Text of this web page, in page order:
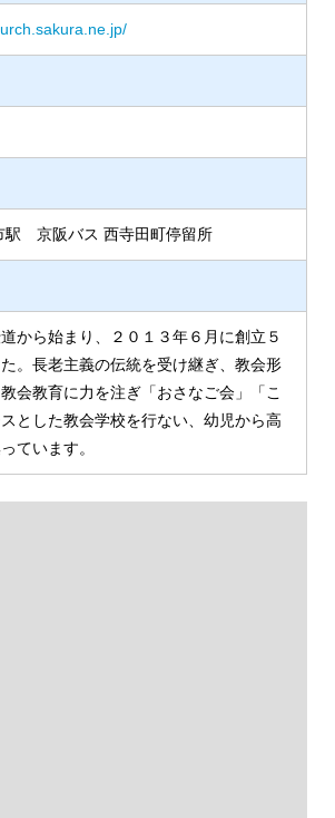
駅 京阪バス 西寺田町停留所
から始まり、２０１３年６月に創立５
。長老主義の伝統を受け継ぎ、教会形
会教育に力を注ぎ「おさなご会」「こ
とした教会学校を行ない、幼児から高
ています。